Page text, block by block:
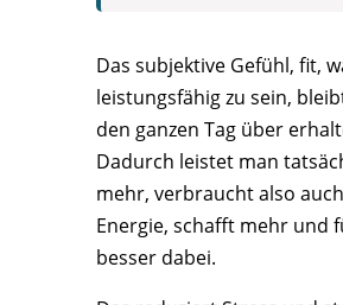
Das subjektive Gefühl, fit,
leistungsfähig zu sein,
den ganzen Tag über
Dadurch leistet man
mehr, verbraucht also
Energie, schafft mehr und
besser dabei.